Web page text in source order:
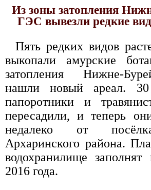
Из зоны затопления
ГЭС вывезли редкие
Пять редких видов
выкопали амурские
затопления Нижне-
нашли новый ареал.
папоротники и
пересадили, и теперь
недалеко от
Архаринского района.
водохранилище заполнят
2016 года.